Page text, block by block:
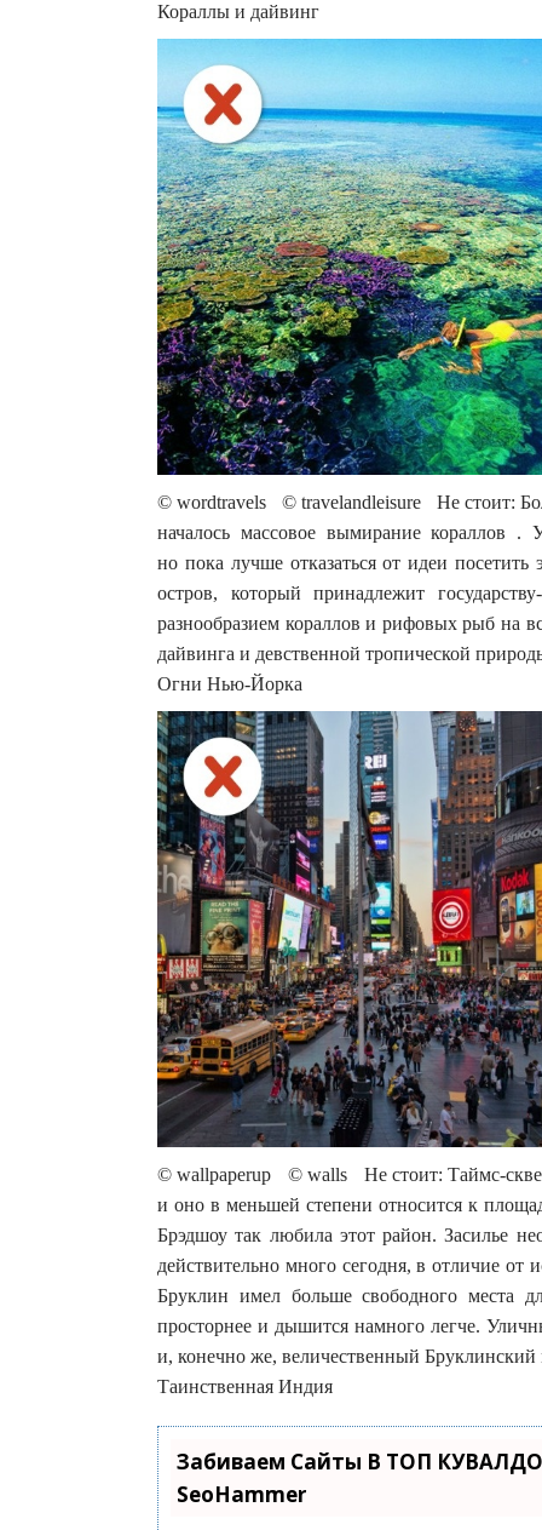
Кораллы и дайвинг
© wordtravels © travelandleisure Не стоит:
началось массовое вымирание кораллов
но пока лучше отказаться от идеи
остров, который принадлежит
разнообразием кораллов и рифовых рыб на
дайвинга и девственной тропической
Огни Нью-Йорка
© wallpaperup © walls Не стоит: Таймс-
и оно в меньшей степени относится к
Брэдшоу так любила этот район. Засилье
действительно много сегодня, в отличие
Бруклин имел больше свободного места
просторнее и дышится намного легче.
и, конечно же, величественный
Таинственная Индия
Забиваем Сайты В ТОП
SeoHammer